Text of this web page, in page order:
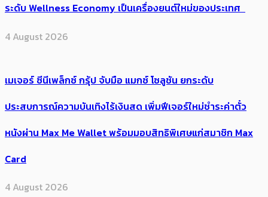
ระดับ Wellness Economy เป็นเครื่องยนต์ใหม่ของประเทศ
4 August 2026
เมเจอร์ ซีนีเพล็กซ์ กรุ้ป จับมือ แมกซ์ โซลูชัน ยกระดับ
ประสบการณ์ความบันเทิงไร้เงินสด เพิ่มฟีเจอร์ใหม่ชำระค่าตั๋ว
หนังผ่าน Max Me Wallet พร้อมมอบสิทธิพิเศษแก่สมาชิก Max
Card
4 August 2026